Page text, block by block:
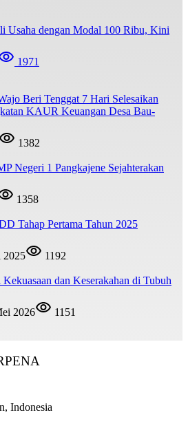
Usaha dengan Modal 100 Ribu, Kini
1971
Beri Tenggat 7 Hari Selesaikan
KAUR Keuangan Desa Bau-
1382
Negeri 1 Pangkajene Sejahterakan
1358
Tahap Pertama Tahun 2025
2025
1192
dan Keserakahan di Tubuh
2026 1151
Indonesia